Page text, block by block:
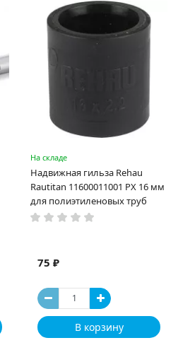
На складе
Надвижная гильза Rehau
Rautitan 11600011001 PX 16 мм
для полиэтиленовых труб
75 ₽
В корзину